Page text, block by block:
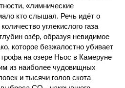
«лимнические
кто слышал. Речь идёт о
углекислого газа
озёр, образуя невидимое
которое безжалостно убивает
на озере Ньос в Камеруне
из наиболее чудовищных
и тысячи голов скота